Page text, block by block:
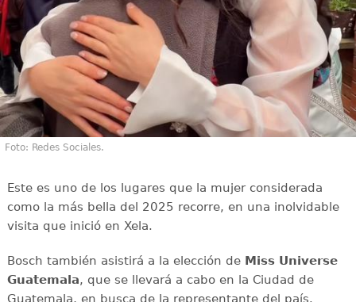
Foto: Redes Sociales.
Este es uno de los lugares que la mujer considerada
como la más bella del 2025 recorre, en una inolvidable
visita que inició en Xela.
Bosch también asistirá a la elección deMiss Universe
Guatemala, que se llevará a cabo en la Ciudad de
Guatemala, en busca de la representante del país.